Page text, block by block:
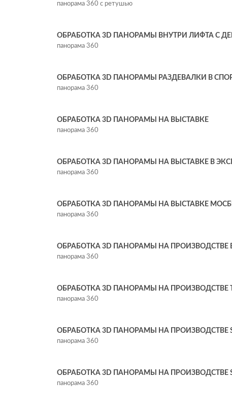
панорама 360 с ретушью
ОБРАБОТКА 3D ПАНОРАМЫ ВНУТРИ ЛИФТА С
панорама 360
ОБРАБОТКА 3D ПАНОРАМЫ РАЗДЕВАЛКИ В
панорама 360
ОБРАБОТКА 3D ПАНОРАМЫ НА ВЫСТАВКЕ
панорама 360
ОБРАБОТКА 3D ПАНОРАМЫ НА ВЫСТАВКЕ В
панорама 360
ОБРАБОТКА 3D ПАНОРАМЫ НА ВЫСТАВКЕ
панорама 360
ОБРАБОТКА 3D ПАНОРАМЫ НА ПРОИЗВОДСТВЕ
панорама 360
ОБРАБОТКА 3D ПАНОРАМЫ НА ПРОИЗВОДСТВЕ
панорама 360
ОБРАБОТКА 3D ПАНОРАМЫ НА ПРОИЗВОДСТВЕ
панорама 360
ОБРАБОТКА 3D ПАНОРАМЫ НА ПРОИЗВОДСТВЕ
панорама 360